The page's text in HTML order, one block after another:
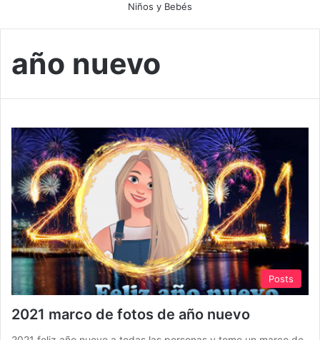
Niños y Bebés
año nuevo
Posts
2021 marco de fotos de año nuevo